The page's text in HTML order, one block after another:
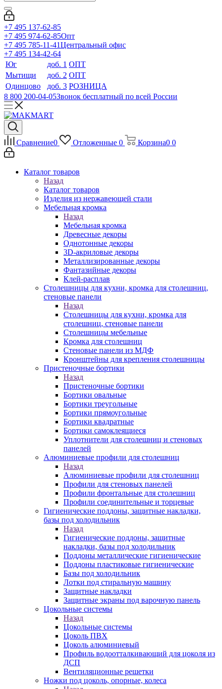
+7 495 137-62-85
+7 495 974-62-85Опт
+7 495 785-11-41Центральный офис
+7 495 134-42-64
Юг
доб. 1 ОПТ
Мытищи
доб. 2 ОПТ
Одинцово
доб. 3 РОЗНИЦА
8 800 200-04-05Звонок бесплатный по всей России
Сравнение0 Отложенные 0 Корзина0 0
Каталог товаров
Назад
Каталог товаров
Изделия из нержавеющей стали
Мебельная кромка
Назад
Мебельная кромка
Древесные декоры
Однотонные декоры
3D-акриловые декоры
Металлизированные декоры
Фантазийные декоры
Клей-расплав
Столешницы для кухни, кромка для столешниц,
стеновые панели
Назад
Столешницы для кухни, кромка для
столешниц, стеновые панели
Столешницы мебельные
Кромка для столешниц
Стеновые панели из МДФ
Кронштейны для крепления столешницы
Пристеночные бортики
Назад
Пристеночные бортики
Бортики овальные
Бортики треугольные
Бортики прямоугольные
Бортики квадратные
Бортики самоклеящиеся
Уплотнители для столешниц и стеновых
панелей
Алюминиевые профили для столешниц
Назад
Алюминиевые профили для столешниц
Профили для стеновых панелей
Профили фронтальные для столешниц
Профили соединительные и торцевые
Гигиенические поддоны, защитные накладки,
базы под холодильник
Назад
Гигиенические поддоны, защитные
накладки, базы под холодильник
Поддоны металлические гигиенические
Поддоны пластиковые гигиенические
Базы под холодильник
Лотки под стиральную машину
Защитные накладки
Защитные экраны под варочную панель
Цокольные системы
Назад
Цокольные системы
Цоколь ПВХ
Цоколь алюминиевый
Профиль водоотталкивающий для цоколя из
ДСП
Вентиляционные решетки
Ножки под цоколь, опорные, колеса